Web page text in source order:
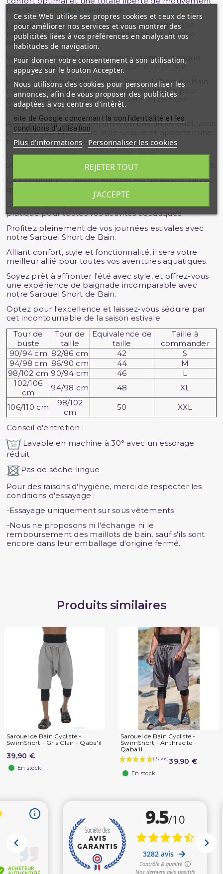
La taille élastiquée avec cordon de serrage vous
permet d'ajuster parfaitement le sarouel à votre
silhouette.
Vous pourrez ainsi profiter pleinement de chaque
moment sans vous soucier de quoi que ce soit.
Pratique et fonctionnel, notre Sarouel Short de Bain
est équipé de deux poches zippées, idéales pour
garder vos petits objets en sécurité lors de vos
déplacements.
Avec le motif Qaba'il imprimé en bas du sarouel, vous
pourrez exprimer votre style unique et apporter une
touche d'originalité à votre tenue de plage.
La composition du sarouel est de 80% polyester et
20% élasthanne, assurant à la fois confort et durabilité.
La longueur du caleçon en lycra est de 88 cm, tandis
que celle du short est de 61 cm.
Cette coupe cycliste est à la fois tendance et
pratique pour toutes vos activités aquatiques.
Profitez pleinement de vos journées estivales avec
notre Sarouel Short de Bain.
Alliant confort, style et fonctionnalité, il sera votre
meilleur allié pour toutes vos aventures aquatiques.
Soyez prêt à affronter l'été avec style, et offrez-vous
une expérience de baignade incomparable avec
notre Sarouel Short de Bain.
Optez pour l'excellence et laissez-vous séduire par
cet incontournable de la saison estivale.
Tour de
buste
Tour de
taille
Equivalence de
taille
Taille à
commander
90/94 cm 82/86 cm 42
S
94/98 cm 86/90 cm 44
M
98/102 cm 90/94 cm 46
L
102/106
cm
94/98 cm 48 XL
106/110 cm
98/102
cm
50 XXL
Conseil d'entretien :
Lavable en machine à 30° avec un essorage
réduit.
Pas de sèche-lingue
Pour des raisons d'hygiène, merci de respecter les
conditions d'essayage :
-Essayage uniquement sur sous vêtements
-Nous ne proposons ni l'échange ni le
remboursement des maillots de bain, sauf s'ils sont
encore dans leur emballage d'origine fermé.
Produits similaires
Sarouel de Bain Cycliste -
SwimShort - Gris Clair - Qaba'il
39,90 €
En stock
Sarouel de Bain Cycliste -
SwimShort - Anthracite -
Qaba'il
39,90 €
En stock
Ce site Web utilise ses propres cookies et ceux de tiers
pour améliorer nos services et vous montrer des
publicités liées à vos préférences en analysant vos
habitudes de navigation.
Pour donner votre consentement à son utilisation,
appuyez sur le bouton Accepter.
Nous utilisons des cookies pour personnaliser les
annonces, afin de vous proposer des publicités
adaptées à vos centres d'intérêt.
site de Google concernant la confidentialité et les
conditions d'utilisation
Plus d'informations Personnaliser les cookies
REJETER TOUT
J'ACCEPTE